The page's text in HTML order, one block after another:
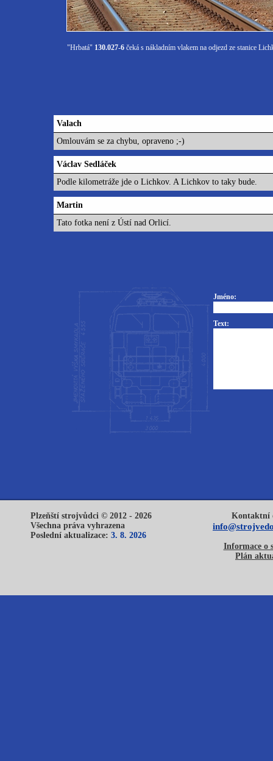
"Hrbatá" 130.027-6 čeká s nákladním vlakem na odjezd ze stanice
Valach
Omlouvám se za chybu, opraveno ;-)
Václav Sedláček
Podle kilometráže jde o Lichkov. A Lichkov to taky bude.
Martin
Tato fotka není z Ústí nad Orlicí.
Jméno:
Text:
Plzeňští strojvůdci © 2012 - 2026
Všechna práva vyhrazena
Poslední aktualizace: 3. 8. 2026
Kontaktní
Informace o
Plán